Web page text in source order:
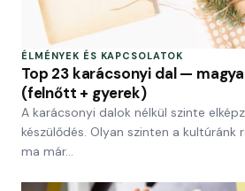
ÉLMÉNYEK ÉS KAPCSOLATOK
Top 23 karácsonyi dal —
(felnőtt + gyerek)
A karácsonyi dalok nélkül szinte
készülődés. Olyan szinten a kultúránk
ma már…